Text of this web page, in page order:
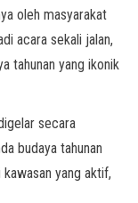
oleh masyarakat
acara sekali jalan,
tahunan yang ikonik
secara
budaya tahunan
yang aktif,